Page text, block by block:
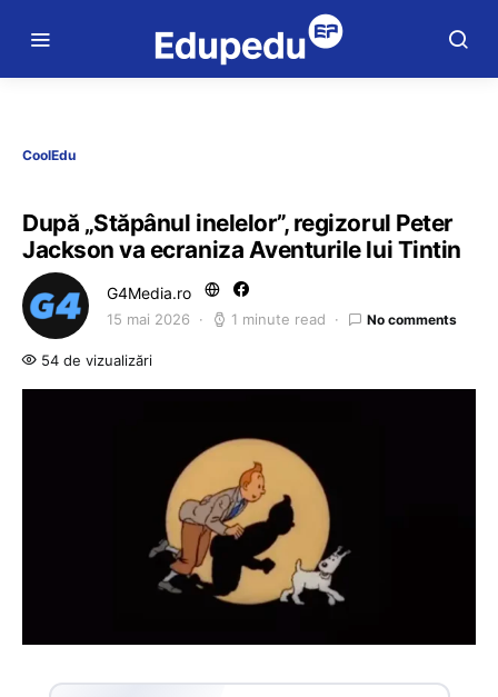
CoolEdu
După „Stăpânul inelelor”, regizorul Peter
Jackson va ecraniza Aventurile lui Tintin
G4Media.ro
15 mai 2026 1 minute read No comments
54 de vizualizări